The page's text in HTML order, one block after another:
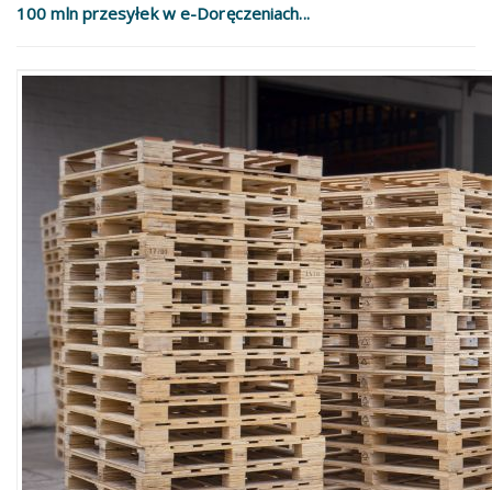
100 mln przesyłek w e-Doręczeniach...